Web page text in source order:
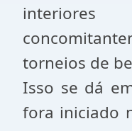
interiores
torneios de
Isso se dá
fora iniciado